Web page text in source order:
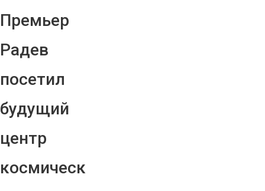
Премьер
Радев
посетил
будущий
центр
космическ